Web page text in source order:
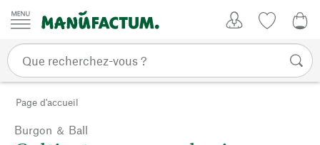
Passer au contenu
Page d'accueil
Burgon ＆ Ball